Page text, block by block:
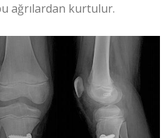
ağrılardan kurtulur.